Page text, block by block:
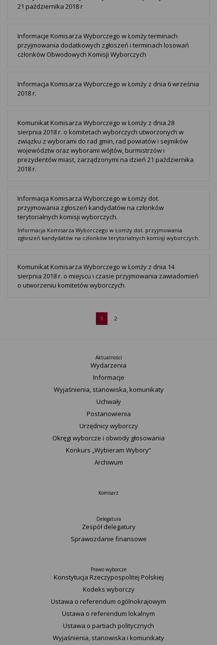
21 października 2018 r
Informacje Komisarza Wyborczego w Łomży terminach
przyjmowania dodatkowych zgłoszeń i terminach losowań
członków Obwodowych Komisji Wyborczych
Informacja Komisarza Wyborczego w Łomży z dnia 6 września
2018 r.
Komunikat Komisarza Wyborczego w Łomży z dnia 28
sierpnia 2018 r. o komitetach wyborczych utworzonych w
związku z wyborami do rad gmin, rad powiatów i sejmików
województw oraz wyborami wójtów, burmistrzów i
prezydentów miast, zarządzonymi na dzień 21 października
2018 r.
Informacja Komisarza Wyborczego w Łomży dot.
przyjmowania zgłoszeń kandydatów na członków
terytorialnych komisji wyborczych.
Informacja Komisarza Wyborczego w Łomży dot. przyjmowania
zgłoszeń kandydatów na członków terytorialnych komisji wyborczych.
Komunikat Komisarza Wyborczego w Łomży z dnia 14
sierpnia 2018 r. o miejscu i czasie przyjmowania zawiadomień
o utworzeniu komitetów wyborczych.
1 2
Aktualności
Wydarzenia
Informacje
Wyjaśnienia, stanowiska, komunikaty
Uchwały
Postanowienia
Urzędnicy wyborczy
Okręgi wyborcze i obwody głosowania
Konkurs „Wybieram Wybory”
Archiwum
Komisarz
Delegatura
Zespół delegatury
Sprawozdanie finansowe
Prawo wyborcze
Konstytucja Rzeczypospolitej Polskiej​
Kodeks wyborczy
Ustawa o referendum ogólnokrajowym
Ustawa o referendum lokalnym
Ustawa o partiach politycznych
Wyjaśnienia, stanowiska i komunikaty